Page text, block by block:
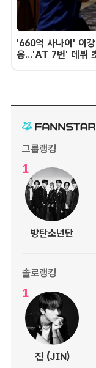
'660억 사나이' 이
옹...'AT 7번' 데뷔
그룹랭킹
1
방탄소년단
솔로랭킹
1
진 (JIN)